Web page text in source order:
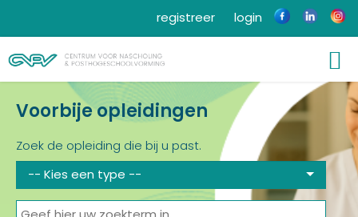
login
registreer
Voorbije opleidingen
Zoek de opleiding die bij u past.
-- Kies een type --